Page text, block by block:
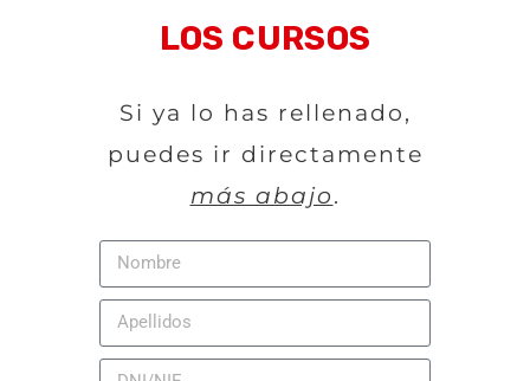
LOS CURSOS
Si ya lo has rellenado,
puedes ir directamente
más abajo.